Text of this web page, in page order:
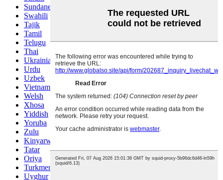
Sundanese
Swahili
Tajik
Tamil
Telugu
Thai
Ukrainian
Urdu
Uzbek
Vietnamese
Welsh
Xhosa
Yiddish
Yoruba
Zulu
Kinyarwanda
Tatar
Oriya
Turkmen
Uyghur